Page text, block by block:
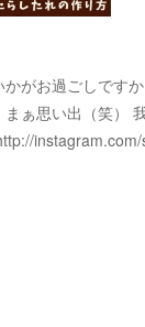
がお過ごしです
まぁ思い出（笑）